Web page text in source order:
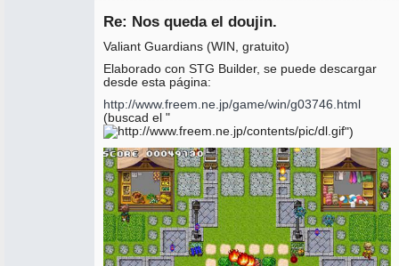
Re: Nos queda el doujin.
Valiant Guardians (WIN, gratuito)
Elaborado con STG Builder, se puede descargar
desde esta página:
http://www.freem.ne.jp/game/win/g03746.html
(buscad el "
")